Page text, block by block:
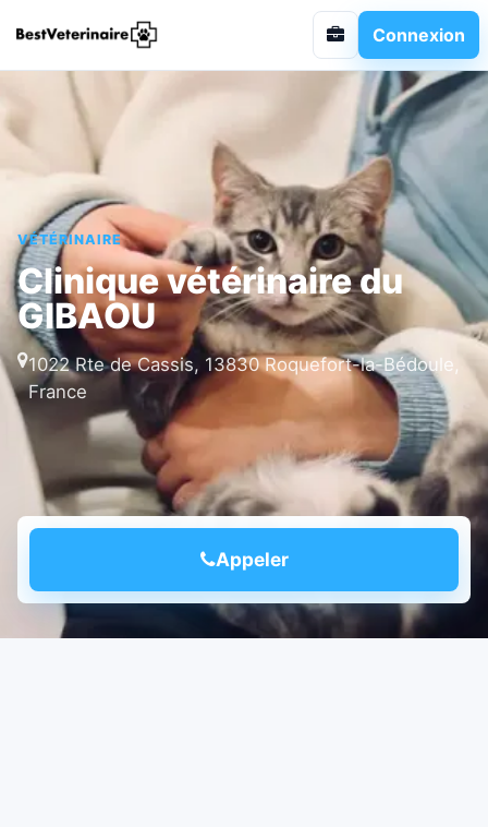
Connexion
VÉTÉRINAIRE
Clinique vétérinaire du
GIBAOU
1022 Rte de Cassis, 13830 Roquefort-la-Bédoule,
France
Appeler